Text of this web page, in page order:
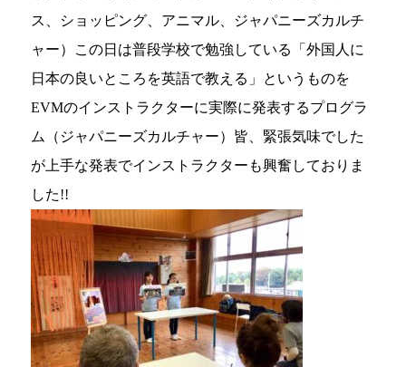
ス、ショッピング、アニマル、ジャパニーズカルチ
ャー）この日は普段学校で勉強している「外国人に
日本の良いところを英語で教える」というものを
EVMのインストラクターに実際に発表するプログラ
ム（ジャパニーズカルチャー）皆、緊張気味でした
が上手な発表でインストラクターも興奮しておりま
した!!